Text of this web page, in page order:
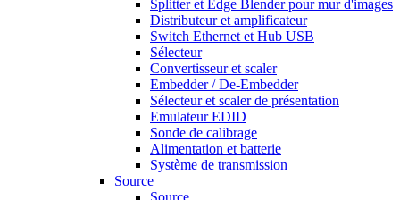
Splitter et Edge Blender pour mur d'images
Distributeur et amplificateur
Switch Ethernet et Hub USB
Sélecteur
Convertisseur et scaler
Embedder / De-Embedder
Sélecteur et scaler de présentation
Emulateur EDID
Sonde de calibrage
Alimentation et batterie
Système de transmission
Source
Source